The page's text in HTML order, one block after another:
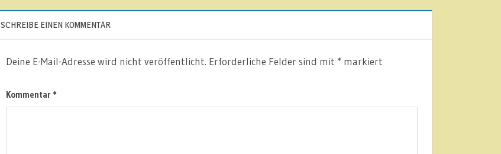
SCHREIBE EINEN KOMMENTAR
Deine E-Mail-Adresse wird nicht veröffentlicht. Erforderliche Felder sind mit * markiert
Kommentar *